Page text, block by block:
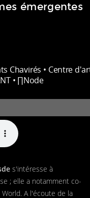
s'intéresse à
; elle a notamment co-
A l'écoute de la